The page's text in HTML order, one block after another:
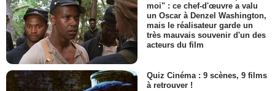
moi" : ce chef-d'œuvre a valu
un Oscar à Denzel Washington,
mais le réalisateur garde un
très mauvais souvenir d'un des
acteurs du film
Quiz Cinéma : 9 scènes, 9 films
à retrouver !